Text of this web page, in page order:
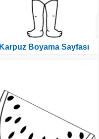
Karpuz Boyama Sayfası